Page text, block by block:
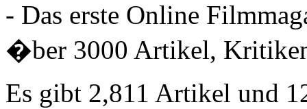
- Das erste Online
�ber 3000 Artikel,
Es gibt 2,811 Artikel und